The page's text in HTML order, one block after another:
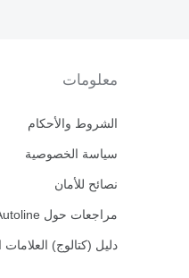
معلومات
الشروط والأحكام
سياسة الخصوصية
نصائح للأمان
مراجعات حول Autoline
دليل (كتالوج) العلامات